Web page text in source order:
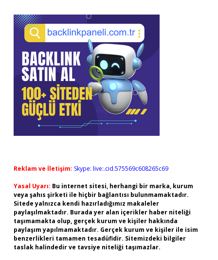
Reklam ve İletişim: Skype: live:.cid.575569c608265c69
Yasal Uyarı: Bu internet sitesi, herhangi bir marka, kurum
veya şahıs şirketi ile hiçbir bağlantısı bulunmamaktadır.
Sitede yalnızca kendi hazırladığımız makaleler
paylaşılmaktadır. Burada yer alan içerikler haber niteliği
taşımamakta olup, gerçek kurum ve kişiler hakkında
paylaşım yapılmamaktadır. Gerçek kurum ve kişiler ile isim
benzerlikleri tamamen tesadüfidir. Sitemizdeki bilgiler
taslak halindedir ve tavsiye niteliği taşımazlar.